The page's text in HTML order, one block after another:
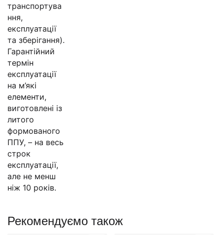
транспортува
ння,
експлуатації
та зберігання).
Гарантійний
термін
експлуатації
на м’які
елементи,
виготовлені із
литого
формованого
ППУ, – на весь
строк
експлуатації,
але не менш
ніж 10 років.
Рекомендуємо також